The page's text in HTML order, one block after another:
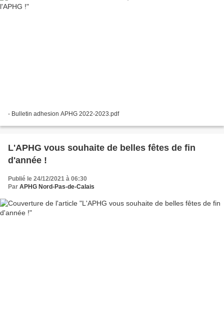
- Bulletin adhesion APHG 2022-2023.pdf
L'APHG vous souhaite de belles fêtes de fin
d'année !
Publié le 24/12/2021 à 06:30
Par APHG Nord-Pas-de-Calais